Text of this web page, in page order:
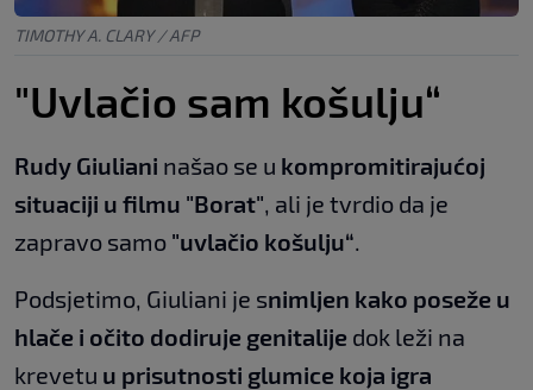
TIMOTHY A. CLARY / AFP
"Uvlačio sam košulju“
Rudy Giuliani našao se u kompromitirajućoj
situaciji u filmu "Borat" , ali je tvrdio da je
zapravo samo "uvlačio košulju“
Podsjetimo, Giuliani je snimljen kako poseže u
hlače i očito dodiruje genitalije dok leži na
krevetu u prisutnosti glumice koja igra